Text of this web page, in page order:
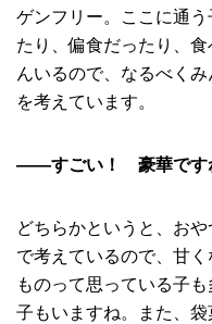
ゲンフリー。ここに通
たり、偏食だったり、
んいるので、なるべく
を考えています。
――すごい！ 豪華です
どちらかというと、お
で考えているので、甘
ものって思っている子
子もいますね。また、